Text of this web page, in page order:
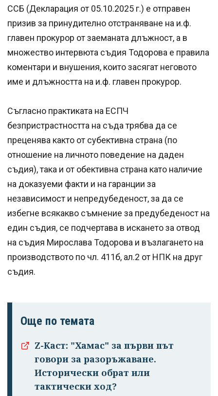
ССБ (Декларация от 05.10.2025 г.) е отправен
призив за принудително отстраняване на и.ф.
главен прокурор от заеманата длъжност, а в
множество интервюта съдия Тодорова е правила
коментари и внушения, които засягат неговото
име и длъжността на и.ф. главен прокурор.
Съгласно практиката на ЕСПЧ
безпристрастността на съда трябва да се
преценява както от субективна страна (по
отношение на личното поведение на даден
съдия), така и от обективна страна като наличие
на доказуеми факти и на гаранции за
независимост и непредубеденост, за да се
избегне всякакво съмнение за предубеденост на
един съдия, се подчертава в искането за отвод
на съдия Мирослава Тодорова и възлагането на
производството по чл. 411б, ал.2 от НПК на друг
съдия.
Още по темата
Z-Каст: "Хамас" за първи път
говори за разоръжаване.
Исторически обрат или
тактически ход?